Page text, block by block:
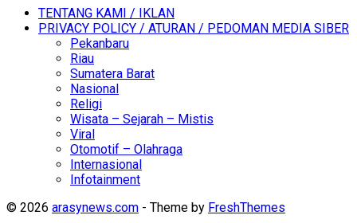
TENTANG KAMI / IKLAN
PRIVACY POLICY / ATURAN / PEDOMAN MEDIA SIBER
Pekanbaru
Riau
Sumatera Barat
Nasional
Religi
Wisata – Sejarah – Mistis
Viral
Otomotif – Olahraga
Internasional
Infotainment
© 2026 arasynews.com - Theme by FreshThemes